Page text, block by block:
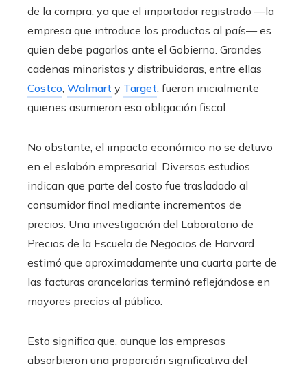
de la compra, ya que el importador registrado —la
empresa que introduce los productos al país— es
quien debe pagarlos ante el Gobierno. Grandes
cadenas minoristas y distribuidoras, entre ellas
Costco Walmart y Target , fueron inicialmente
quienes asumieron esa obligación fiscal.
No obstante, el impacto económico no se detuvo
en el eslabón empresarial. Diversos estudios
indican que parte del costo fue trasladado al
consumidor final mediante incrementos de
precios. Una investigación del Laboratorio de
Precios de la Escuela de Negocios de Harvard
estimó que aproximadamente una cuarta parte de
las facturas arancelarias terminó reflejándose en
mayores precios al público.
Esto significa que, aunque las empresas
absorbieron una proporción significativa del